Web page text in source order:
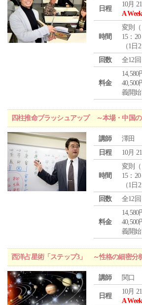
日程
10月
A Week
時間
変則（
15：
（1日
回数
全12回
料金
義開始
四柱推命ブラッシュアップ ～本場・中国
講師
澤田
日程
10月
時間
変則（
15：
（1日
回数
全12回
料金
義開始
西洋占星術「ステップ3」 ～性格の細密分
講師 関口
日程
10月
A Week